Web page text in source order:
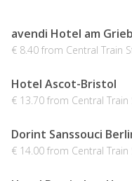
avendi Hotel am
€ 8.40 from Central Train
Hotel Ascot-Bristol
€ 13.70 from Central
Dorint Sanssouci
€ 14.00 from Central